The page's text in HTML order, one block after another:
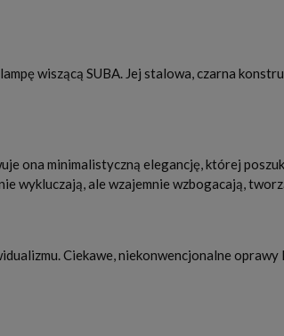
wiszącą SUBA. Jej stalowa, czarna
ona minimalistyczną elegancję, której
wykluczają, ale wzajemnie wzbogacają,
Ciekawe, niekonwencjonalne